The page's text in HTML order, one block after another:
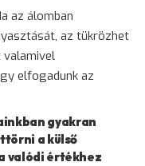
az álomban
az tükrözhet
elfogadunk az
gyakran
a külső
valódi értékhez